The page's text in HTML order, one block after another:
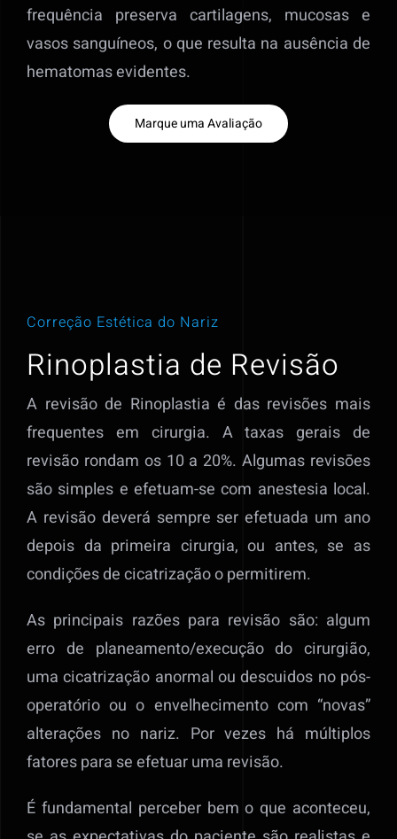
frequência preserva cartilagens, mucosas e
vasos sanguíneos, o que resulta na ausência de
hematomas evidentes.
Marque uma Avaliação
Correção Estética do Nariz
Rinoplastia de Revisão
A revisão de Rinoplastia é das revisões mais
frequentes em cirurgia. A taxas gerais de
revisão rondam os 10 a 20%. Algumas revisōes
são simples e efetuam-se com anestesia local.
A revisão deverá sempre ser efetuada um ano
depois da primeira cirurgia, ou antes, se as
condições de cicatrização o permitirem.
As principais razões para revisão são: algum
erro de planeamento/execução do cirurgião,
uma cicatrização anormal ou descuidos no pós-
operatório ou o envelhecimento com “novas”
alterações no nariz. Por vezes há múltiplos
fatores para se efetuar uma revisão.
É fundamental perceber bem o que aconteceu,